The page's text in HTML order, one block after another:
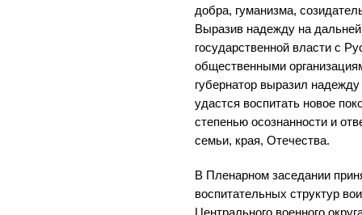
добра, гуманизма,
Выразив надежду на
государственной власти с
общественными
губернатор выразил
удастся воспитать новое
степенью осознанности и
семьи, края, Отечества.
В Пленарном заседании
воспитательных структур